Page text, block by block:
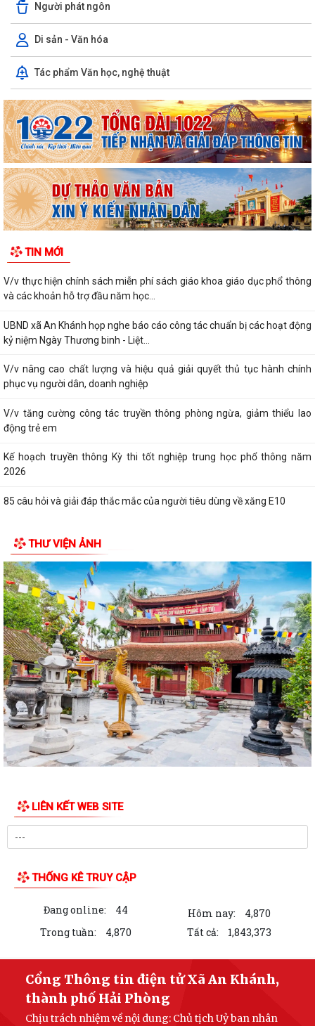
Người phát ngôn
Di sản - Văn hóa
Tác phẩm Văn học, nghệ thuật
TIN MỚI
V/v thực hiện chính sách miễn phí sách giáo khoa giáo dục phổ thông
và các khoản hỗ trợ đầu năm học...
UBND xã An Khánh họp nghe báo cáo công tác chuẩn bị các hoạt động
kỷ niệm Ngày Thương binh - Liệt...
V/v nâng cao chất lượng và hiệu quả giải quyết thủ tục hành chính
phục vụ người dân, doanh nghiệp
V/v tăng cường công tác truyền thông phòng ngừa, giảm thiểu lao
động trẻ em
Kế hoạch truyền thông Kỳ thi tốt nghiệp trung học phổ thông năm
2026
85 câu hỏi và giải đáp thắc mắc của người tiêu dùng về xăng E10
THƯ VIỆN ẢNH
LIÊN KẾT WEB SITE
THỐNG KÊ TRUY CẬP
Đang online: 44 Hôm nay:
4,870
Trong tuần:
4,870 Tất cả: 1,843,373
Cổng Thông tin điện tử Xã An Khánh,
thành phố Hải Phòng
Chịu trách nhiệm về nội dung: Chủ tịch Uỷ ban nhân